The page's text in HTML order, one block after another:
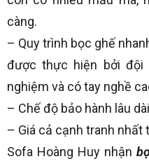
càng.
– Quy trình bọc ghế
được thực hiện bởi đội
nghiệm và có tay nghề
– Chế độ bảo hành lâu
– Giá cả cạnh tranh nhất
Sofa Hoàng Huy nhận